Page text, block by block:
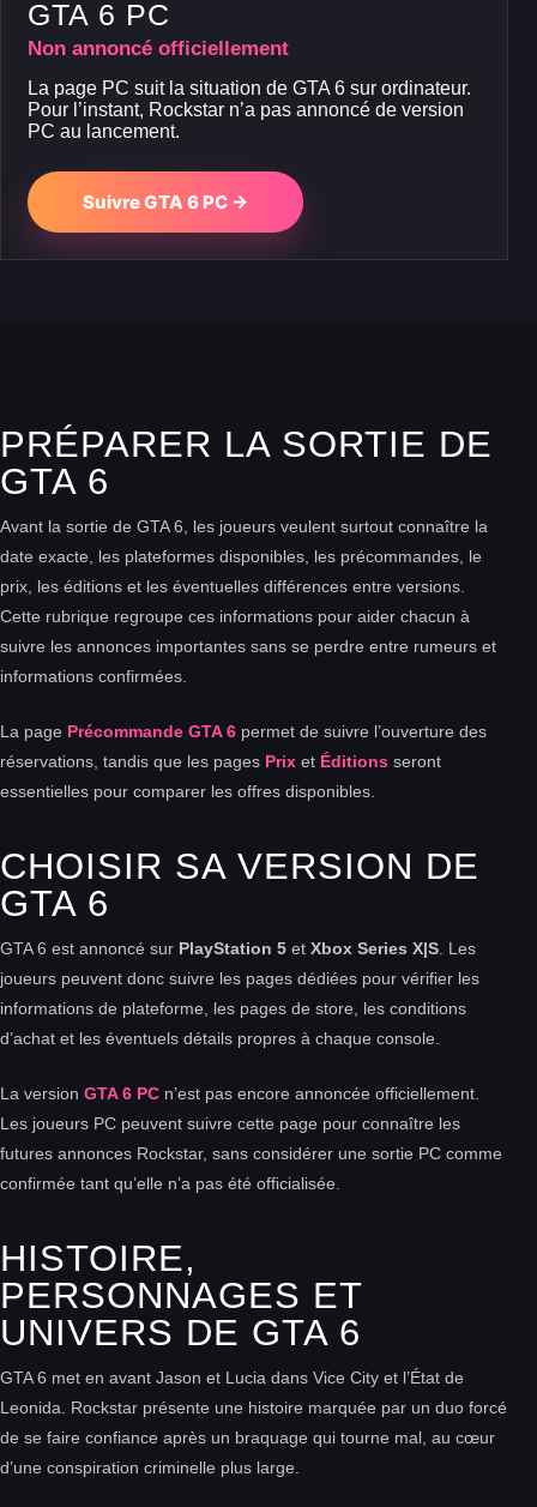
GTA 6 PC
Non annoncé officiellement
La page PC suit la situation de GTA 6 sur ordinateur.
Pour l’instant, Rockstar n’a pas annoncé de version
PC au lancement.
Suivre GTA 6 PC →
PRÉPARER LA SORTIE DE
GTA 6
Avant la sortie de GTA 6, les joueurs veulent surtout connaître la
date exacte, les plateformes disponibles, les précommandes, le
prix, les éditions et les éventuelles différences entre versions.
Cette rubrique regroupe ces informations pour aider chacun à
suivre les annonces importantes sans se perdre entre rumeurs et
informations confirmées.
La page Précommande GTA 6 permet de suivre l’ouverture des
réservations, tandis que les pages Prix et Éditions seront
essentielles pour comparer les offres disponibles.
CHOISIR SA VERSION DE
GTA 6
GTA 6 est annoncé sur PlayStation 5 et Xbox Series X|S . Les
joueurs peuvent donc suivre les pages dédiées pour vérifier les
informations de plateforme, les pages de store, les conditions
d’achat et les éventuels détails propres à chaque console.
La version GTA 6 PC n’est pas encore annoncée officiellement.
Les joueurs PC peuvent suivre cette page pour connaître les
futures annonces Rockstar, sans considérer une sortie PC comme
confirmée tant qu’elle n’a pas été officialisée.
HISTOIRE,
PERSONNAGES ET
UNIVERS DE GTA 6
GTA 6 met en avant Jason et Lucia dans Vice City et l’État de
Leonida. Rockstar présente une histoire marquée par un duo forcé
de se faire confiance après un braquage qui tourne mal, au cœur
d’une conspiration criminelle plus large.